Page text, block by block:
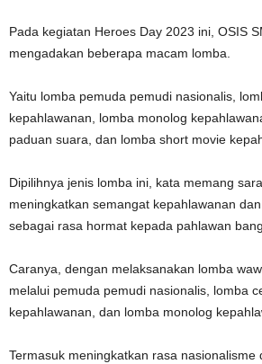
Pada kegiatan Heroes Day 2023 ini, OSIS
mengadakan beberapa macam lomba.
Yaitu lomba pemuda pemudi nasionalis,
kepahlawanan, lomba monolog
paduan suara, dan lomba short movie
Dipilihnya jenis lomba ini, kata memang
meningkatkan semangat kepahlawanan
sebagai rasa hormat kepada pahlawan
Caranya, dengan melaksanakan lomba
melalui pemuda pemudi nasionalis, lomba
kepahlawanan, dan lomba monolog
Termasuk meningkatkan rasa nasionalisme